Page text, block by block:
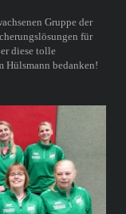
Gruppe der
für
diese tolle
Hülsmann bedanken!